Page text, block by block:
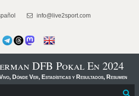
info@live2sport.com
DFB Pokal En 2024
Dónde Ver, Estadísticas y Resultados, Resumen